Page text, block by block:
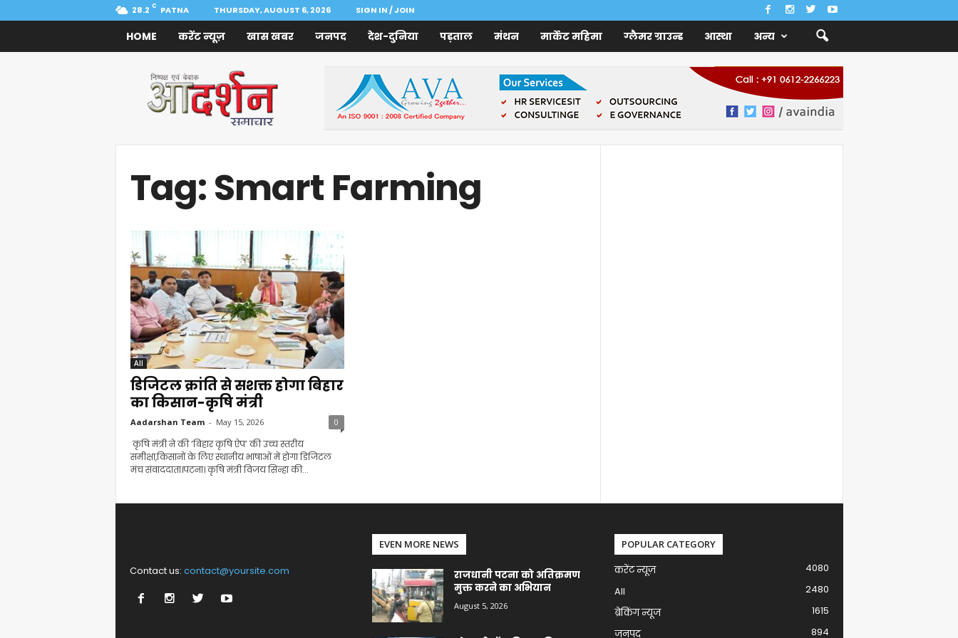
28.2 C PATNA THURSDAY, AUGUST 6, 2026 SIGN IN / JOIN
HOME करेंट न्यूज़ खास खबर जनपद देश-दुनिया पड़ताल मंथन मार्केट महिमा ग्लैमर ग्राउन्ड आस्था अन्य
Samachar
Tag: Smart Farming
All
डिजिटल क्रांति से सशक्त होगा बिहार
का किसान-कृषि मंत्री
Aadarshan Team - May 15, 2026 0
कृषि मंत्री ने की ‘बिहार कृषि ऐप’ की उच्च स्तरीय
समीक्षा,किसानों के लिए स्थानीय भाषाओं में होगा डिजिटल
मंच संवाददाता।पटना। कृषि मंत्री विजय सिन्हा की...
Contact us: contact@yoursite.com
EVEN MORE NEWS
राजधानी पटना को अतिक्रमण
मुक्त करने का अभियान
August 5, 2026
POPULAR CATEGORY
करेंट न्यूज़
4080
All
2480
ब्रेकिंग न्यूज
1615
जनपद
894